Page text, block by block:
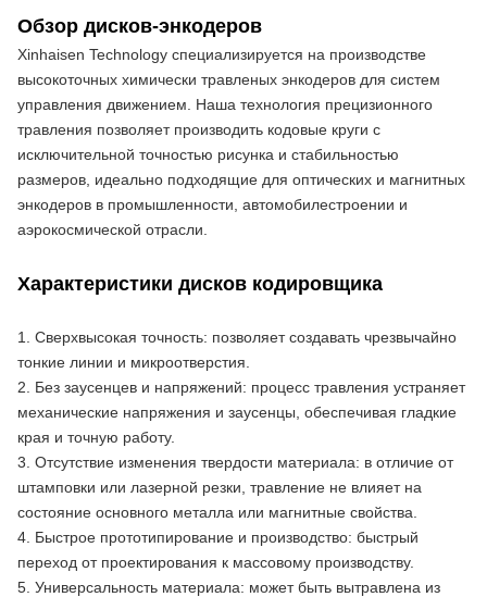
Обзор дисков-энкодеров
Xinhaisen Technology специализируется на производстве
высокоточных химически травленых энкодеров для систем
управления движением. Наша технология прецизионного
травления позволяет производить кодовые круги с
исключительной точностью рисунка и стабильностью
размеров, идеально подходящие для оптических и магнитных
энкодеров в промышленности, автомобилестроении и
аэрокосмической отрасли.
Характеристики дисков кодировщика
1. Сверхвысокая точность: позволяет создавать чрезвычайно
тонкие линии и микроотверстия.
2. Без заусенцев и напряжений: процесс травления устраняет
механические напряжения и заусенцы, обеспечивая гладкие
края и точную работу.
3. Отсутствие изменения твердости материала: в отличие от
штамповки или лазерной резки, травление не влияет на
состояние основного металла или магнитные свойства.
4. Быстрое прототипирование и производство: быстрый
переход от проектирования к массовому производству.
5. Универсальность материала: может быть вытравлена ​​из